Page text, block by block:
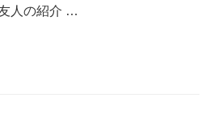
人の紹介 …